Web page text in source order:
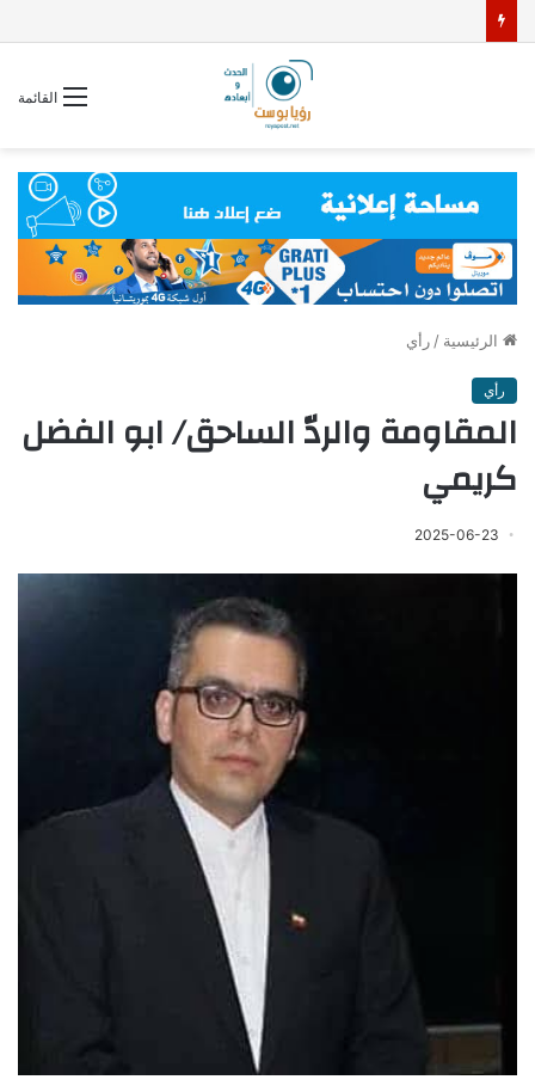
القائمة
الرئيسية /رأي
رأي
المقاومة والردّ الساحق/ ابو الفضل
كريمي
2025-06-23